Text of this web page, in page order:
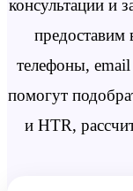
консультации и
телефоны,
помогут
и HTR,